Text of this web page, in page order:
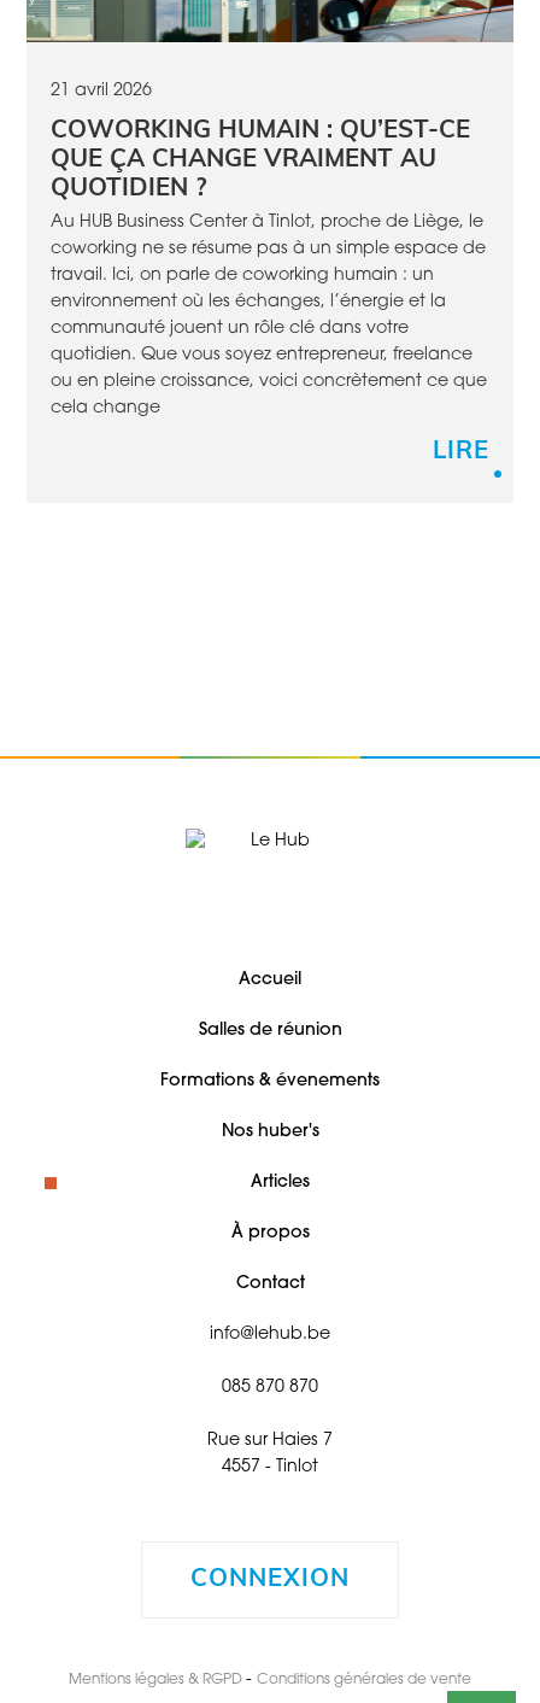
21 avril 2026
COWORKING HUMAIN : QU’EST-CE
QUE ÇA CHANGE VRAIMENT AU
QUOTIDIEN ?
Au HUB Business Center à Tinlot, proche de Liège, le
coworking ne se résume pas à un simple espace de
travail. Ici, on parle de coworking humain : un
environnement où les échanges, l’énergie et la
communauté jouent un rôle clé dans votre
quotidien. Que vous soyez entrepreneur, freelance
ou en pleine croissance, voici concrètement ce que
cela change
LIRE
Accueil
Salles de réunion
Formations & évenements
Nos huber's
Articles
À propos
Contact
info@lehub.be
085 870 870
Rue sur Haies 7
4557 - Tinlot
CONNEXION
Mentions légales & RGPD - Conditions générales de vente